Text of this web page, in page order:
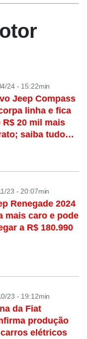
24 - 15:22min
Jeep Compass
linha e fica
R$ 20 mil mais
saiba tudo
23 - 20:07min
Renegade 2024
mais caro e pode
a R$ 180.990
23 - 19:12min
da Fiat
produção
elétricos